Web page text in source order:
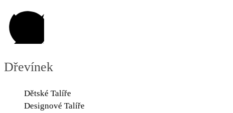
to
content
Dřevínek
Dětské Talíře
Designové Talíře